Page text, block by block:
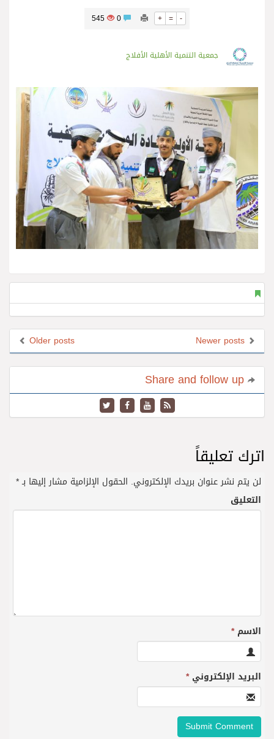
+ = -
545
جمعية التنمية الأهلية الأفلاج
Older posts
اترك تعليقاً
لن يتم نشر عنوان بريدك الإلكتروني. الحقول الإلزامية مشار إليها بـ*
التعليق
الاسم*
البريد الإلكتروني*